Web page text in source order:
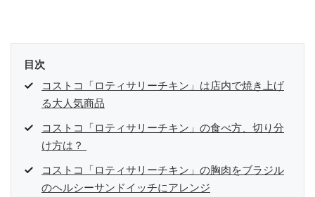
目次
コストコ「ロティサリーチキン」は店内で焼き上げ
る大人気商品
コストコ「ロティサリーチキン」の食べ方、切り分
け方は？
コストコ「ロティサリーチキン」の胸肉をブラジル
のヘルシーサンドイッチにアレンジ